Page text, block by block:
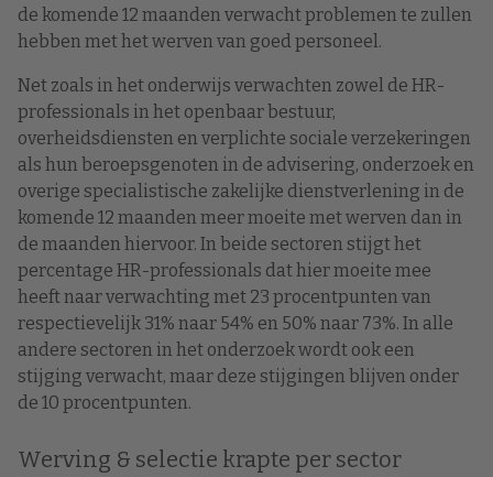
de komende 12 maanden verwacht problemen te zullen
hebben met het werven van goed personeel.
Net zoals in het onderwijs verwachten zowel de HR-
professionals in het openbaar bestuur,
overheidsdiensten en verplichte sociale verzekeringen
als hun beroepsgenoten in de advisering, onderzoek en
overige specialistische zakelijke dienstverlening in de
komende 12 maanden meer moeite met werven dan in
de maanden hiervoor. In beide sectoren stijgt het
percentage HR-professionals dat hier moeite mee
heeft naar verwachting met 23 procentpunten van
respectievelijk 31% naar 54% en 50% naar 73%. In alle
andere sectoren in het onderzoek wordt ook een
stijging verwacht, maar deze stijgingen blijven onder
de 10 procentpunten.
Werving & selectie krapte per sector